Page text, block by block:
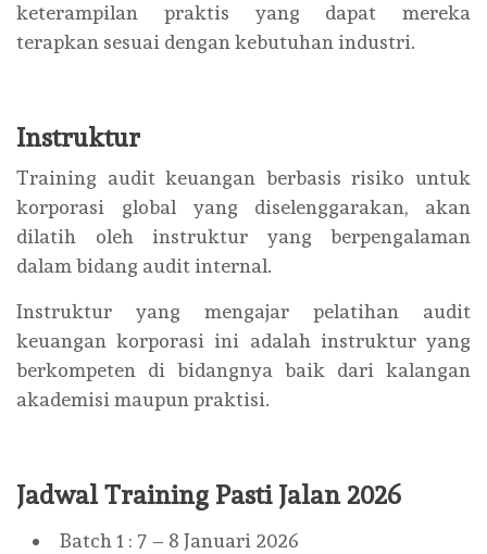
keterampilan praktis yang dapat mereka
terapkan sesuai dengan kebutuhan industri.
Instruktur
Training audit keuangan berbasis risiko untuk
korporasi global yang diselenggarakan, akan
dilatih oleh instruktur yang berpengalaman
dalam bidang audit internal.
Instruktur yang mengajar pelatihan audit
keuangan korporasi ini adalah instruktur yang
berkompeten di bidangnya baik dari kalangan
akademisi maupun praktisi.
Jadwal Training Pasti Jalan 2026
Batch 1 : 7 – 8 Januari 2026